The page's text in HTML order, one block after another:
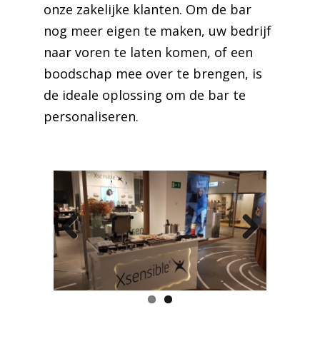
onze zakelijke klanten. Om de bar
nog meer eigen te maken, uw bedrijf
naar voren te laten komen, of een
boodschap mee over te brengen, is
de ideale oplossing om de bar te
personaliseren.
Previous Next